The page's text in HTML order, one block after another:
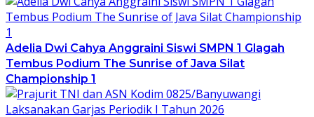
Adelia Dwi Cahya Anggraini Siswi SMPN 1 Glagah
Tembus Podium The Sunrise of Java Silat
Championship 1